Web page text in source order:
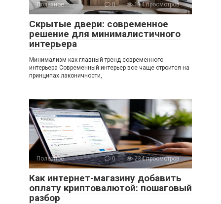
Полезное 0 114 просмотров
Скрытые двери: современное
решение для минималистичного
интерьера
Минимализм как главный тренд современного
интерьера Современный интерьер все чаще строится на
принципах лаконичности,
Полезное 0 234 просмотров
Как интернет-магазину добавить
оплату криптовалютой: пошаговый
разбор